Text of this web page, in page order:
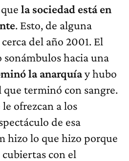
la sociedad está en
. Esto, de alguna
del año 2001. El
sonámbulos hacia una
la anarquíay hubo
terminó con sangre.
ofrezcan a los
de esa
hizo lo que hizo porque
con el